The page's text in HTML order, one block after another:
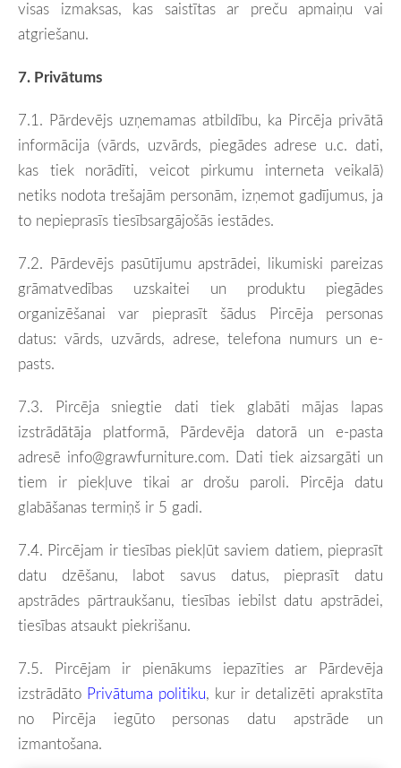
visas izmaksas, kas saistītas ar preču apmaiņu vai
atgriešanu.
7. Privātums
7.1. Pārdevējs uzņemamas atbildību, ka Pircēja privātā
informācija (vārds, uzvārds, piegādes adrese u.c. dati,
kas tiek norādīti, veicot pirkumu interneta veikalā)
netiks nodota trešajām personām, izņemot gadījumus, ja
to nepieprasīs tiesībsargājošās iestādes.
7.2. Pārdevējs pasūtījumu apstrādei, likumiski pareizas
grāmatvedības uzskaitei un produktu piegādes
organizēšanai var pieprasīt šādus Pircēja personas
datus: vārds, uzvārds, adrese, telefona numurs un e-
pasts.
7.3. Pircēja sniegtie dati tiek glabāti mājas lapas
izstrādātāja platformā, Pārdevēja datorā un e-pasta
adresē info@grawfurniture.com. Dati tiek aizsargāti un
tiem ir piekļuve tikai ar drošu paroli. Pircēja datu
glabāšanas termiņš ir 5 gadi.
7.4. Pircējam ir tiesības piekļūt saviem datiem, pieprasīt
datu dzēšanu, labot savus datus, pieprasīt datu
apstrādes pārtraukšanu, tiesības iebilst datu apstrādei,
tiesības atsaukt piekrišanu.
7.5. Pircējam ir pienākums iepazīties ar Pārdevēja
izstrādāto Privātuma politiku, kur ir detalizēti aprakstīta
no Pircēja iegūto personas datu apstrāde un
izmantošana.